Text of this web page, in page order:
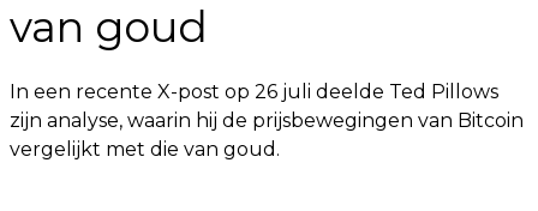
van goud
In een recente X-post op 26 juli deelde Ted Pillows
zijn analyse, waarin hij de prijsbewegingen van Bitcoin
vergelijkt met die van goud.